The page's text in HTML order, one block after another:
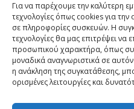
Για να παρέχουμε την καλύτερη
τεχνολογίες όπως cookies για
σε πληροφορίες συσκευών. Η
τεχνολογίες θα μας επιτρέψει
προσωπικού χαρακτήρα, όπως
μοναδικά αναγνωριστικά σε
η ανάκληση της συγκατάθεσης,
ορισμένες λειτουργίες και
Υπηρεσίες
Αποστολή & Επιστροφές
Τρόποι Πληρωμής
Εντοπισμός Παραγγελίας